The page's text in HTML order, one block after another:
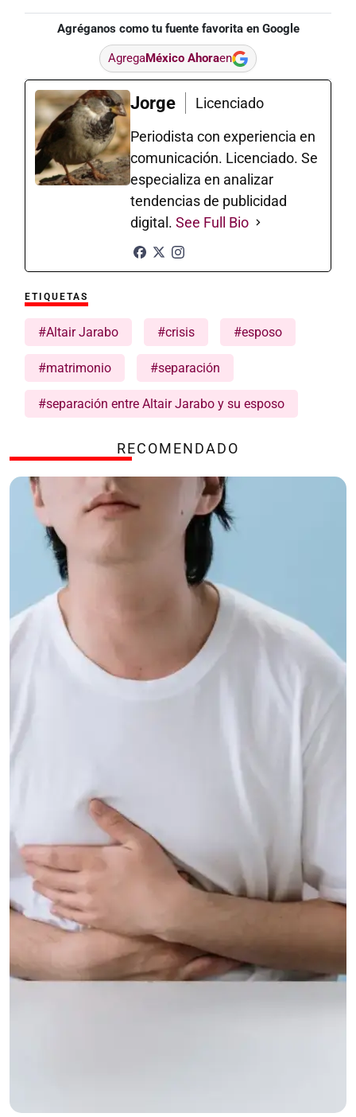
Agréganos como tu fuente favorita en Google
AgregaMéxico Ahoraen
Jorge
Licenciado
Periodista con experiencia en
comunicación. Licenciado. Se
especializa en analizar
tendencias de publicidad
digital. See Full Bio
ETIQUETAS
#Altair Jarabo #crisis #esposo
#matrimonio #separación
#separación entre Altair Jarabo y su esposo
RECOMENDADO